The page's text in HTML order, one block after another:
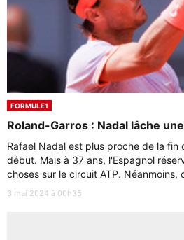
FORMULE1
Roland-Garros : Nadal lâche
Rafael Nadal est plus proche de la fin
début. Mais à 37 ans, l'Espagnol
choses sur le circuit ATP. Néanmoins,
3 mai 2024 à 00h35